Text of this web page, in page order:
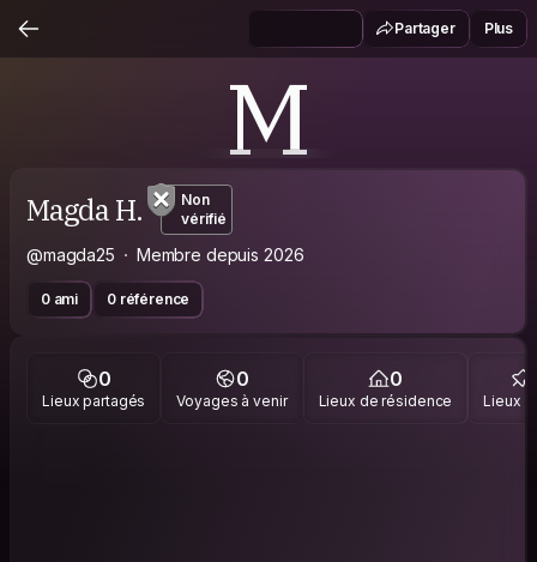
Partager Plus
M
Magda H.
Non
vérifié
@magda25 Membre depuis 2026
0 ami 0 référence
0
Lieux partagés
0
Voyages à venir
0
Lieux de résidence Lieux